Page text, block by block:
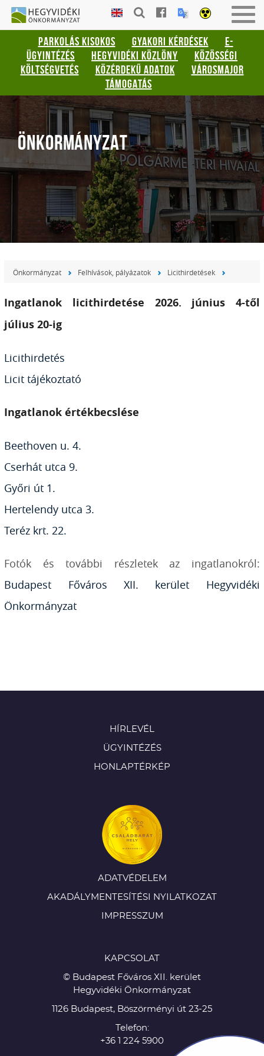
Gyorsbillentyűk
listája
Keresés:
"S"
Bejelentkezés:
HEGYVIDÉKI
ÖNKORMÁNYZAT
PARKOLÁS KISOKOS GYAKORI KÉRDÉSEK
E-
ÜGYINTÉZÉS
HEGYVIDÉKI KÖZLÖNY
KÖZÖSSÉGI
KÖLTSÉGVETÉS
KÖZÉRDEKŰ ADATOK
VÁROSMAJOR
TÁMOGATÁS
ÖNKORMÁNYZAT
Önkormányzat Felhívások, pályázatok Licithirdetések
Ingatlanok licithirdetése 2026. június 4-től
július 20-ig
Licithirdetés
Licit tájékoztató
Ingatlanok értékbecslése
Beethoven u. 4.
Cserhát utca 9.
Győri út 1.
Hertelendy utca 3.
Teréz krt. 22.
Fotók és további részletek az ingatlanokról:
Budapest Főváros XII. kerület Hegyvidéki
Önkormányzat
HÍRLEVÉL
ÜGYINTÉZÉS
HONLAPTÉRKÉP
ADATVÉDELEM
AKADÁLYMENTESÍTÉSI NYILATKOZAT
IMPRESSZUM
KAPCSOLAT
© Budapest Főváros XII. kerület
Hegyvidéki Önkormányzat
1126 Budapest, Böszörményi út 23-25
Telefon:
+36 1 224 5900